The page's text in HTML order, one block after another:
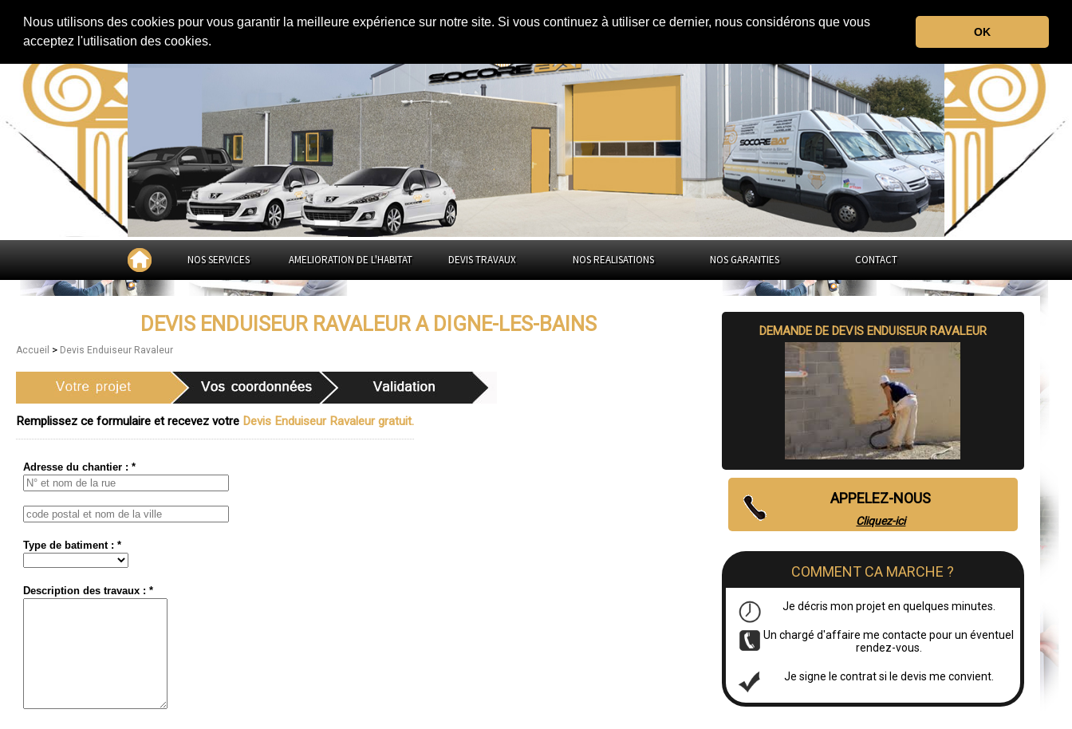
Nous utilisons des cookies pour vous garantir la meilleure expérience sur notre site. Si vous continuez à utiliser ce dernier, nous considérons que vous
acceptez l'utilisation des cookies.
OK
Devis Enduiseur Ravaleur àDigne-les-Bains
les Alpes-de-Haute-Provence
Provence-Alpes-Côte d'Azur
NOS SERVICES AMELIORATION DE L'HABITAT DEVIS TRAVAUX NOS REALISATIONS NOS GARANTIES CONTACT
DEMANDE DE DEVIS ENDUISEUR RAVALEUR
APPELEZ-NOUS
Cliquez-ici
COMMENT CA MARCHE ?
Je décris mon projet en quelques minutes.
Un chargé d'affaire me contacte pour un éventuel
rendez-vous.
Je signe le contrat si le devis me convient.
DEVIS ENDUISEUR RAVALEUR A DIGNE-LES-BAINS
Accueil > Devis Enduiseur Ravaleur
Remplissez ce formulaire et recevez votre Devis Enduiseur Ravaleur gratuit.
Adresse du chantier : *
Type de batiment : *
Description des travaux : *